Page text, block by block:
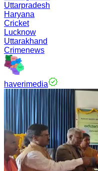
Uttarpradesh
Haryana
Cricket
Lucknow
Uttarakhand
Crimenews
haverimedia